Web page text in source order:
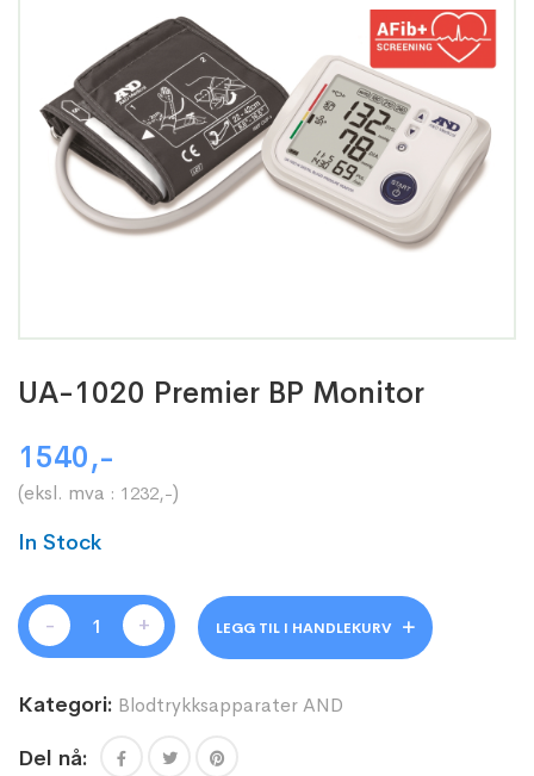
UA-1020 Premier BP Monitor
1540,-
(eksl. mva : 1232,-)
In Stock
- + LEGG TIL I HANDLEKURV
Kategori: Blodtrykksapparater AND
Del nå: